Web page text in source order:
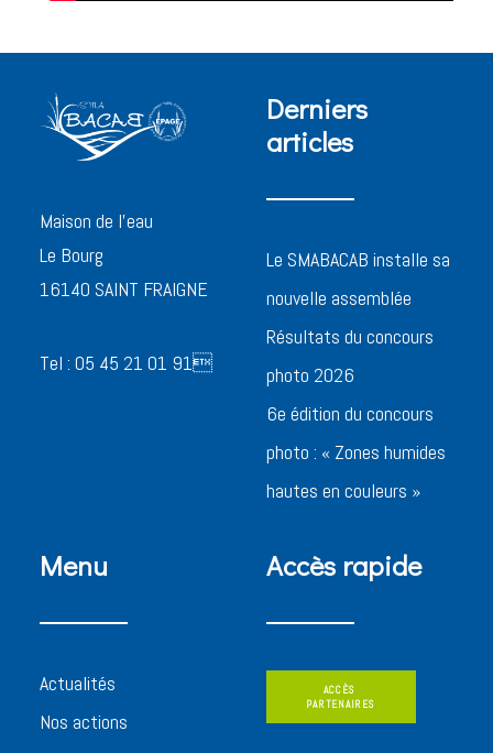
Maison de l’eau
Le Bourg
16140 SAINT FRAIGNE
Tel : 05 45 21 01 91
Derniers
articles
Le SMABACAB installe sa
nouvelle assemblée
Résultats du concours
photo 2026
6e édition du concours
photo : « Zones humides
hautes en couleurs »
Menu
Actualités
Nos actions
Accès rapide
ACCÈS
PARTENAIRES